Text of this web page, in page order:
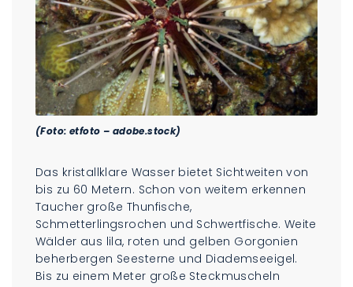
(Foto: etfoto – adobe.stock)
Das kristallklare Wasser bietet Sichtweiten von
bis zu 60 Metern. Schon von weitem erkennen
Taucher große Thunfische,
Schmetterlingsrochen und Schwertfische. Weite
Wälder aus lila, roten und gelben Gorgonien
beherbergen Seesterne und Diademseeigel.
Bis zu einem Meter große Steckmuscheln